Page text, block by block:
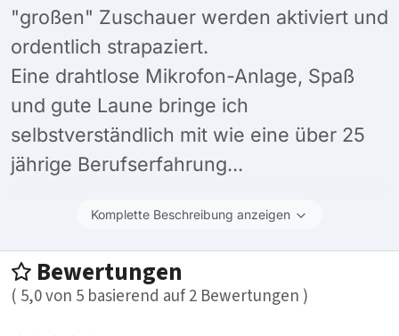
"großen" Zuschauer werden aktiviert und
ordentlich strapaziert.
Eine drahtlose Mikrofon-Anlage, Spaß
und gute Laune bringe ich
selbstverständlich mit wie eine über 25
jährige Berufserfahrung...
Komplette Beschreibung anzeigen
Bewertungen
( 5,0von 5 basierend auf2 Bewertungen )